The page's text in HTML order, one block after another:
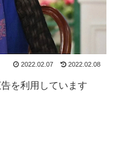
2022.02.07 2022.02.08
を利用しています